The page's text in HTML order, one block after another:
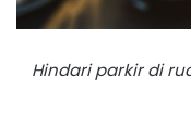
Hindari parkir di